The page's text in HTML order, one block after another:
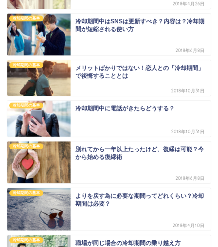
2018年4月26日
冷却期間の基本
冷却期間中はSNSは更新すべき？内容は？冷却期
間が短縮される使い方
2018年6月8日
冷却期間の基本
メリットばかりではない！恋人との「冷却期間」
で後悔することとは
2018年10月31日
冷却期間の基本 冷却期間中に電話がきたらどうする？
2018年10月31日
冷却期間の基本
別れてから一年以上たったけど、復縁は可能？今
から始める復縁術
2018年6月8日
冷却期間の基本
よりを戻す為に必要な期間ってどれくらい？冷却
期間は必要？
2018年4月10日
冷却期間の基本 職場が同じ場合の冷却期間の乗り越え方